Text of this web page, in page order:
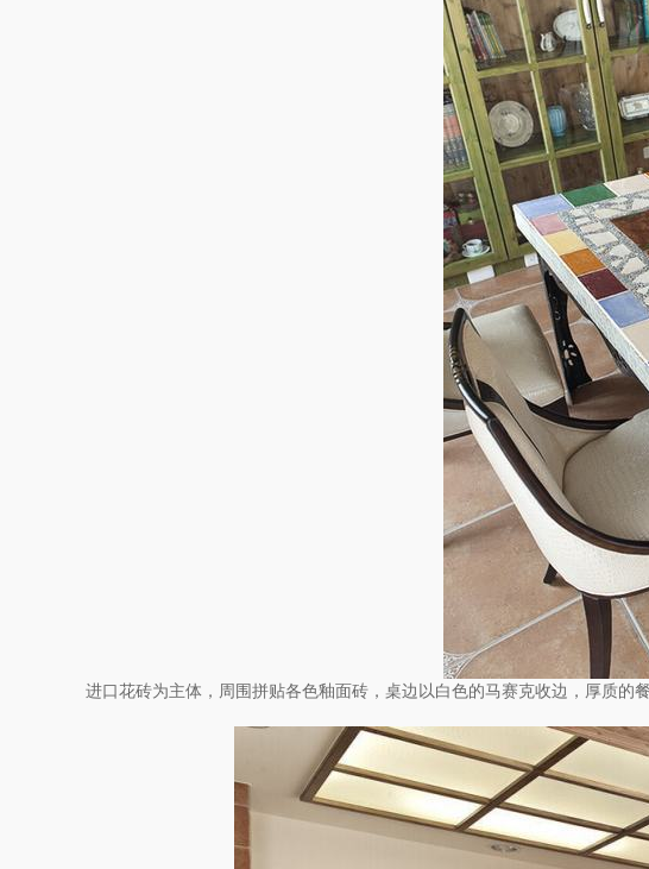
进口花砖为主体，周围拼贴各色釉面砖，桌边以白色的马赛克收边，厚质的